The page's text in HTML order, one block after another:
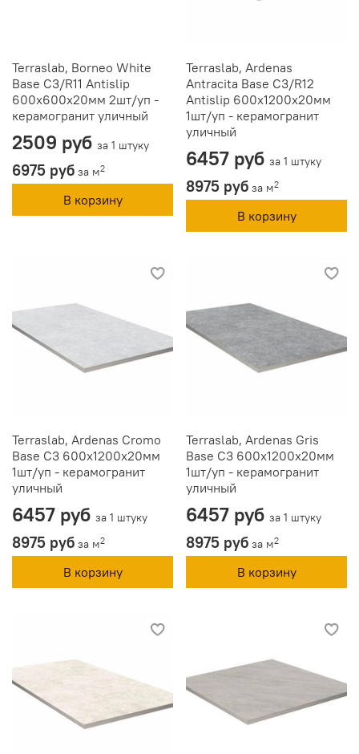
Terraslab, Borneo White
Base C3/R11 Antislip
600х600х20мм 2шт/уп -
керамогранит уличный
2509 руб за 1 штуку
6975 руб за м2
В корзину
Terraslab, Ardenas
Antracita Base C3/R12
Antislip 600х1200х20мм
1шт/уп - керамогранит
уличный
6457 руб за 1 штуку
8975 руб за м2
В корзину
Terraslab, Ardenas Cromo
Base C3 600х1200х20мм
1шт/уп - керамогранит
уличный
6457 руб за 1 штуку
8975 руб за м2
В корзину
Terraslab, Ardenas Gris
Base C3 600х1200х20мм
1шт/уп - керамогранит
уличный
6457 руб за 1 штуку
8975 руб за м2
В корзину